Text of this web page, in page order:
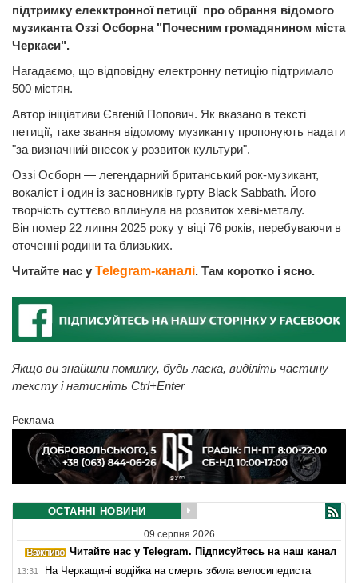
підтримку елекктронної петиції про обрання відомого
музиканта Оззі Осборна "Почесним громадянином міста
Черкаси".
Нагадаємо, що відповідну електронну петицію підтримало
500 містян.
Автор ініціативи Євгеній Попович. Як вказано в тексті
петиції, таке звання відомому музиканту пропонують надати
"за визначний внесок у розвиток культури".
Оззі Осборн — легендарний британський рок-музикант,
вокаліст і один із засновників гурту Black Sabbath. Його
творчість суттєво вплинула на розвиток хеві-металу.
Він помер 22 липня 2025 року у віці 76 років, перебуваючи в
оточенні родини та близьких.
Читайте нас у Telegram-каналі. Там коротко і ясно.
Якщо ви знайшли помилку, будь ласка, виділіть частину
тексту і натисніть Ctrl+Enter
Реклама
ОСТАННІ НОВИНИ
09 серпня 2026
Читайте нас у Telegram. Підписуйтесь на наш канал
13:31 На Черкащині водійка на смерть збила велосипедиста